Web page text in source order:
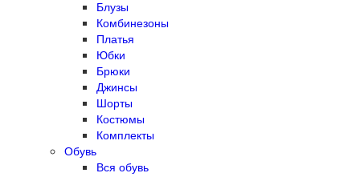
Блузы
Комбинезоны
Платья
Юбки
Брюки
Джинсы
Шорты
Костюмы
Комплекты
Обувь
Вся обувь